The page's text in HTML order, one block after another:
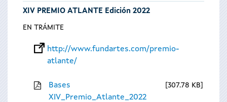
XIV PREMIO ATLANTE Edición 2022
EN TRÁMITE
http://www.fundartes.com/premio-
atlante/
Bases
XIV_Premio_Atlante_2022
307.78 KB